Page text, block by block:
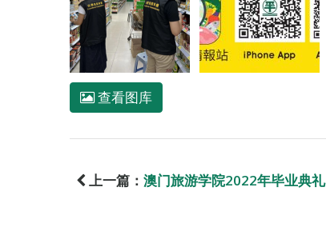
查看图库
上一篇： 澳门旅游学院2022年毕业典礼